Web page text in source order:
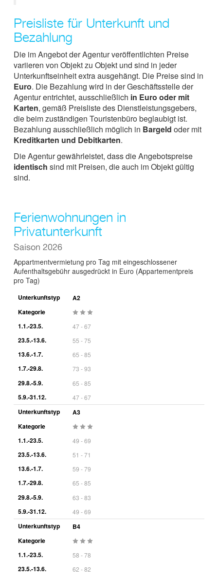
Preisliste für Unterkunft und
Bezahlung
Die im Angebot der Agentur veröffentlichten Preise
variieren von Objekt zu Objekt und sind in jeder
Unterkunftseinheit extra ausgehängt. Die Preise sind in
Euro. Die Bezahlung wird in der Geschäftsstelle der
Agentur entrichtet, ausschließlich in Euro oder mit
Karten, gemäß Preisliste des Dienstleistungsgebers,
die beim zuständigen Touristenbüro beglaubigt ist.
Bezahlung ausschließlich möglich in Bargeld oder mit
Kreditkarten und Debitkarten.
Die Agentur gewährleistet, dass die Angebotspreise
identisch sind mit Preisen, die auch im Objekt gültig
sind.
Ferienwohnungen in
Privatunterkunft
Saison 2026
Appartmentvermietung pro Tag mit eingeschlossener
Aufenthaltsgebühr ausgedrückt in Euro (Appartementpreis
pro Tag)
Unterkunftstyp
A2
Kategorie
1.1.-23.5.
47 - 67
23.5.-13.6. 55 - 75
13.6.-1.7. 65 - 85
1.7.-29.8. 73 - 93
29.8.-5.9. 65 - 85
5.9.-31.12. 47 - 67
Unterkunftstyp
A3
Kategorie
1.1.-23.5.
49 - 69
23.5.-13.6. 51 - 71
13.6.-1.7. 59 - 79
1.7.-29.8. 65 - 85
29.8.-5.9. 63 - 83
5.9.-31.12. 49 - 69
Unterkunftstyp
B4
Kategorie
1.1.-23.5.
58 - 78
23.5.-13.6. 62 - 82